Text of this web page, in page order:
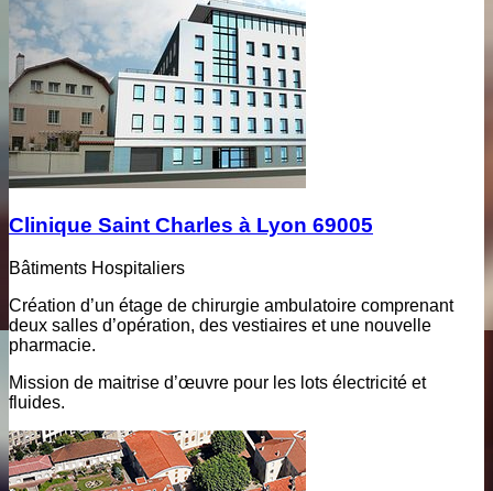
Clinique Saint Charles à Lyon 69005
Bâtiments Hospitaliers
Création d’un étage de chirurgie ambulatoire comprenant
deux salles d’opération, des vestiaires et une nouvelle
pharmacie.
Mission de maitrise d’œuvre pour les lots électricité et
fluides.